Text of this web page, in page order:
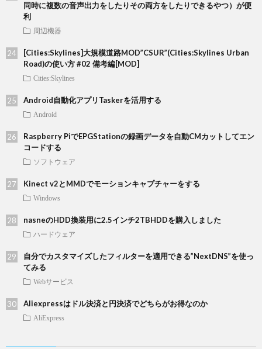
同時に複数の音声出力をしたりその両方をしたりできるやつ）が便
利
周辺機器
[Cities:Skylines]大規模道路MOD”CSUR”(Cities:Skylines Urban
Road)の使い方 #02 備考編[MOD]
Cities:Skylines
Android自動化アプリTaskerを活用する
Android
Raspberry PiでEPGStationの録画データを自動CMカットしてエン
コードする
ソフトウェア
Kinect v2とMMDでモーションキャプチャーをする
Windows
nasneのHDD換装用に2.5インチ2TBHDDを購入しました
ハードウェア
自分でカスタマイズしたフィルターを適用できる”NextDNS”を使っ
てみる
Webサービス
Aliexpressはドル決済と円決済でどちらがお得なのか
AliExpress